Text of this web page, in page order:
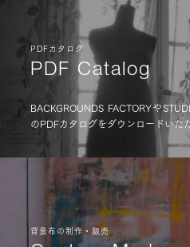
PDFカタログ
PDF Catalog
BACKGROUNDS FACTORYや
のPDFカタログをダウンロードいた
背景布の制作・販売